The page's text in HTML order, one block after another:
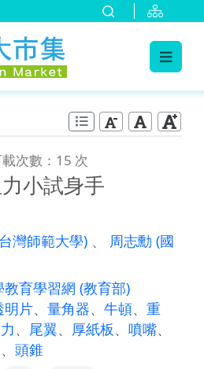
次數：15 次
小試身手
灣師範大學) 、 周志勳 (國
育學習網 (教育部)
明片、 量角器、 牛頓、 重
、 尾翼、 厚紙板、 噴嘴、
、 頭錐